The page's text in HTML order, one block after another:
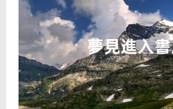
白羊座 水瓶座
算命
八字命理 八字合婚